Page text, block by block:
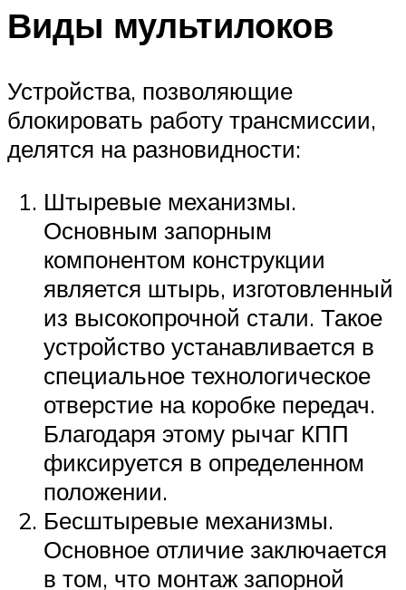
Виды мультилоков
Устройства, позволяющие
блокировать работу трансмиссии,
делятся на разновидности:
Штыревые механизмы.
Основным запорным
компонентом конструкции
является штырь, изготовленный
из высокопрочной стали. Такое
устройство устанавливается в
специальное технологическое
отверстие на коробке передач.
Благодаря этому рычаг КПП
фиксируется в определенном
положении.
Бесштыревые механизмы.
Основное отличие заключается
в том, что монтаж запорной